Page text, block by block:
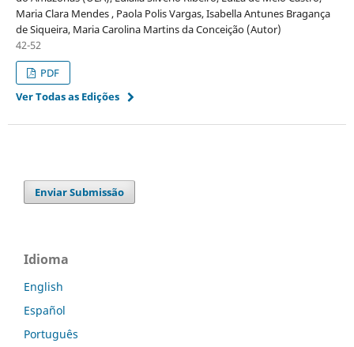
Maria Clara Mendes , Paola Polis Vargas, Isabella Antunes Bragança
de Siqueira, Maria Carolina Martins da Conceição (Autor)
42-52
PDF
Ver Todas as Edições
Enviar Submissão
Idioma
English
Español
Português